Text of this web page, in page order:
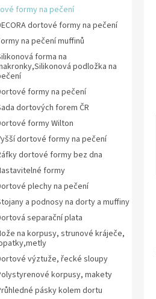
formy na pečení
dortové formy na pečení
na pečení muffinů
forma na
podložka na
formy na pečení
dortových forem ČR
formy Wilton
dortové formy na pečení
dortové formy bez dna
formy
plechy na pečení
a podnosy na dorty a muffiny
separační plata
na korpusy, strunové kráječe,
výztuže, řecké sloupy
korpusy, makety
pásky kolem dortu